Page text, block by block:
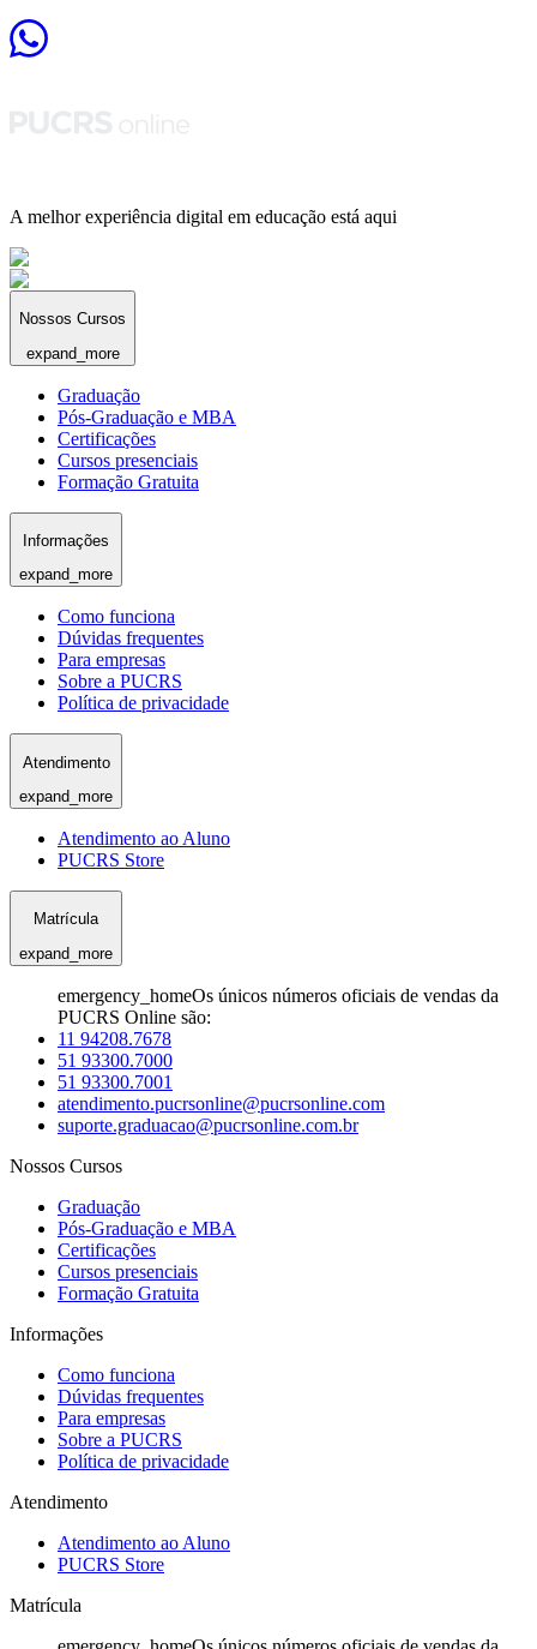
A melhor experiência digital em educação está aqui
Nossos Cursos
expand_more
Graduação
Pós-Graduação e MBA
Certificações
Cursos presenciais
Formação Gratuita
Informações
expand_more
Como funciona
Dúvidas frequentes
Para empresas
Sobre a PUCRS
Política de privacidade
Atendimento
expand_more
Atendimento ao Aluno
PUCRS Store
Matrícula
expand_more
emergency_homeOs únicos números oficiais de vendas da
PUCRS Online são:
11 94208.7678
51 93300.7000
51 93300.7001
atendimento.pucrsonline@pucrsonline.com
suporte.graduacao@pucrsonline.com.br
Nossos Cursos
Graduação
Pós-Graduação e MBA
Certificações
Cursos presenciais
Formação Gratuita
Informações
Como funciona
Dúvidas frequentes
Para empresas
Sobre a PUCRS
Política de privacidade
Atendimento
Atendimento ao Aluno
PUCRS Store
Matrícula